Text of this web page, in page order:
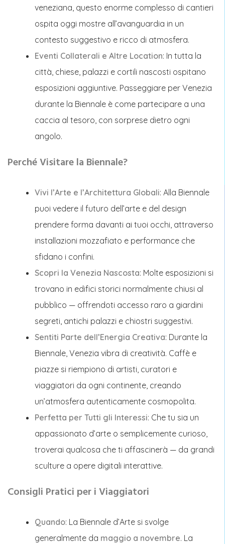
veneziana, questo enorme complesso di cantieri
ospita oggi mostre all’avanguardia in un
contesto suggestivo e ricco di atmosfera.
Eventi Collaterali e Altre Location: In tutta la
città, chiese, palazzi e cortili nascosti ospitano
esposizioni aggiuntive. Passeggiare per Venezia
durante la Biennale è come partecipare a una
caccia al tesoro, con sorprese dietro ogni
angolo.
Perché Visitare la Biennale?
Vivi l’Arte e l’Architettura Globali: Alla Biennale
puoi vedere il futuro dell’arte e del design
prendere forma davanti ai tuoi occhi, attraverso
installazioni mozzafiato e performance che
sfidano i confini.
Scopri la Venezia Nascosta: Molte esposizioni si
trovano in edifici storici normalmente chiusi al
pubblico — offrendoti accesso raro a giardini
segreti, antichi palazzi e chiostri suggestivi.
Sentiti Parte dell’Energia Creativa: Durante la
Biennale, Venezia vibra di creatività. Caffè e
piazze si riempiono di artisti, curatori e
viaggiatori da ogni continente, creando
un’atmosfera autenticamente cosmopolita.
Perfetta per Tutti gli Interessi: Che tu sia un
appassionato d’arte o semplicemente curioso,
troverai qualcosa che ti affascinerà — da grandi
sculture a opere digitali interattive.
Consigli Pratici per i Viaggiatori
Quando: La Biennale d’Arte si svolge
generalmente da maggio a novembre. La